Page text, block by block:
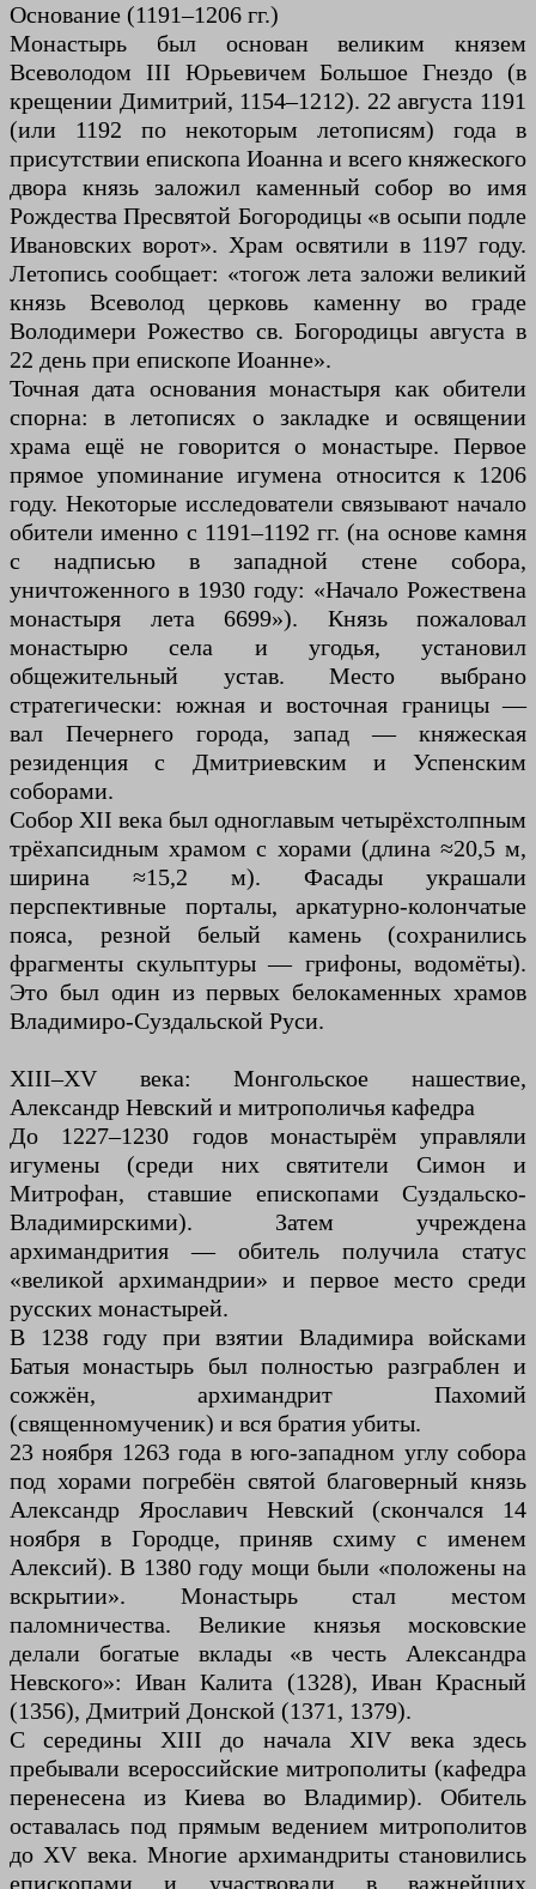
Основание (1191–1206 гг.)
Монастырь был основан великим князем
Всеволодом III Юрьевичем Большое Гнездо (в
крещении Димитрий, 1154–1212). 22 августа 1191
(или 1192 по некоторым летописям) года в
присутствии епископа Иоанна и всего княжеского
двора князь заложил каменный собор во имя
Рождества Пресвятой Богородицы «в осыпи подле
Ивановских ворот». Храм освятили в 1197 году.
Летопись сообщает: «тогож лета заложи великий
князь Всеволод церковь каменну во граде
Володимери Рожество св. Богородицы августа в
22 день при епископе Иоанне».
Точная дата основания монастыря как обители
спорна: в летописях о закладке и освящении
храма ещё не говорится о монастыре. Первое
прямое упоминание игумена относится к 1206
году. Некоторые исследователи связывают начало
обители именно с 1191–1192 гг. (на основе камня
с надписью в западной стене собора,
уничтоженного в 1930 году: «Начало Рожествена
монастыря лета 6699»). Князь пожаловал
монастырю села и угодья, установил
общежительный устав. Место выбрано
стратегически: южная и восточная границы —
вал Печернего города, запад — княжеская
резиденция с Дмитриевским и Успенским
соборами.
Собор XII века был одноглавым четырёхстолпным
трёхапсидным храмом с хорами (длина ≈20,5 м,
ширина ≈15,2 м). Фасады украшали
перспективные порталы, аркатурно-колончатые
пояса, резной белый камень (сохранились
фрагменты скульптуры — грифоны, водомёты).
Это был один из первых белокаменных храмов
Владимиро-Суздальской Руси.
XIII–XV века: Монгольское нашествие,
Александр Невский и митрополичья кафедра
До 1227–1230 годов монастырём управляли
игумены (среди них святители Симон и
Митрофан, ставшие епископами Суздальско-
Владимирскими). Затем учреждена
архимандрития — обитель получила статус
«великой архимандрии» и первое место среди
русских монастырей.
В 1238 году при взятии Владимира войсками
Батыя монастырь был полностью разграблен и
сожжён, архимандрит Пахомий
(священномученик) и вся братия убиты.
23 ноября 1263 года в юго-западном углу собора
под хорами погребён святой благоверный князь
Александр Ярославич Невский (скончался 14
ноября в Городце, приняв схиму с именем
Алексий). В 1380 году мощи были «положены на
вскрытии». Монастырь стал местом
паломничества. Великие князья московские
делали богатые вклады «в честь Александра
Невского»: Иван Калита (1328), Иван Красный
(1356), Дмитрий Донской (1371, 1379).
С середины XIII до начала XIV века здесь
пребывали всероссийские митрополиты (кафедра
перенесена из Киева во Владимир). Обитель
оставалась под прямым ведением митрополитов
до XV века. Многие архимандриты становились
епископами и участвовали в важнейших